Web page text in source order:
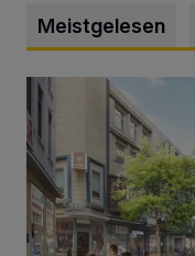
Meistgelesen
Ein neuer Brunnen